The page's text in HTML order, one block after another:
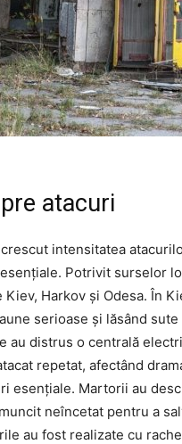
atacuri
intensitatea
Potrivit surselor
Harkov și Odesa. În
serioase și lăsând
au distrus o centrală
repetat, afectând
esențiale. Martorii au
neîncetat pentru a
au fost realizate cu